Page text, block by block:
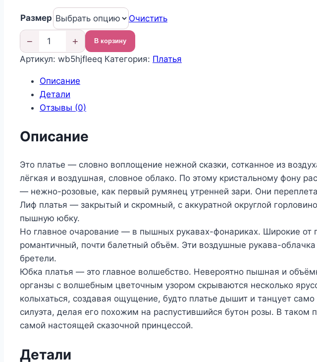
составляла
19
000,00 ₽.
7
030,00 ₽.
Размер Очистить
Количество
товара
праздничное
платье
в
сад
− + В корзину
Артикул: wb5hjfleeq Категория: Платья
Описание
Детали
Отзывы (0)
Описание
Это платье — словно воплощение нежной сказки, сотканное из
лёгкая и воздушная, словное облако. По этому кристальному фону
— нежно-розовые, как первый румянец утренней зари. Они
Лиф платья — закрытый и скромный, с аккуратной округлой
пышную юбку.
Но главное очарование — в пышных рукавах-фонариках. Широкие
романтичный, почти балетный объём. Эти воздушные рукава-
бретели.
Юбка платья — это главное волшебство. Невероятно пышная и
органзы с волшебным цветочным узором скрываются несколько
колыхаться, создавая ощущение, будто платье дышит и танцует
силуэта, делая его похожим на распустившийся бутон розы. В
самой настоящей сказочной принцессой.
Детали